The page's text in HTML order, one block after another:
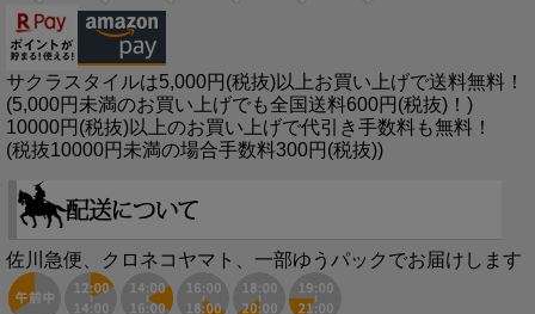
サクラスタイルは5,000円(税抜)以上お買い上げで送料無料！
(5,000円未満のお買い上げでも全国送料600円(税抜)！)
10000円(税抜)以上のお買い上げで代引き手数料も無料！
(税抜10000円未満の場合手数料300円(税抜))
佐川急便、クロネコヤマト、一部ゆうパックでお届けします